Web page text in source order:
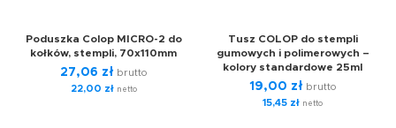
Poduszka Colop MICRO-2 do
kołków, stempli, 70x110mm
27,06 zł brutto
22,00 złnetto
Tusz COLOP do stempli
gumowych i polimerowych –
kolory standardowe 25ml
19,00 zł brutto
15,45 zł netto